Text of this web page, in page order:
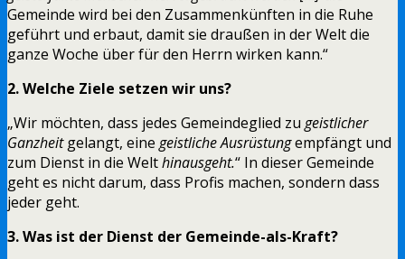
Gemeinde wird bei den Zusammenkünften in die Ruhe
geführt und erbaut, damit sie draußen in der Welt die
ganze Woche über für den Herrn wirken kann.“
2. Welche Ziele setzen wir uns?
„Wir möchten, dass jedes Gemeindeglied zu geistlicher
Ganzheitgelangt, eine geistliche Ausrüstungempfängt und
zum Dienst in die Welthinausgeht.“ In dieser Gemeinde
geht es nicht darum, dass Profis machen, sondern dass
jeder geht.
3. Was ist der Dienst der Gemeinde-als-Kraft?